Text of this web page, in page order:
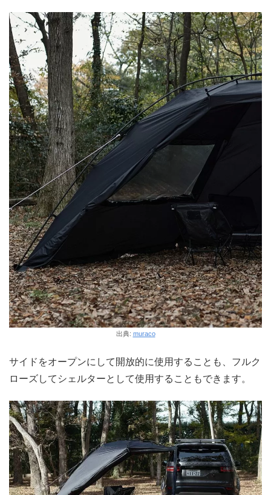
出典: muraco
サイドをオープンにして開放的に使用することも、フルク
ローズしてシェルターとして使用することもできます。